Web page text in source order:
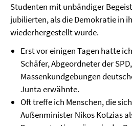
Studenten mit unbändiger
jubilierten, als die Demokratie in
wiederhergestellt wurde.
Erst vor einigen Tagen hatte
Schäfer, Abgeordneter der
Massenkundgebungen
Junta erwähnte.
Oft treffe ich Menschen, die
Außenminister Nikos Kotzias